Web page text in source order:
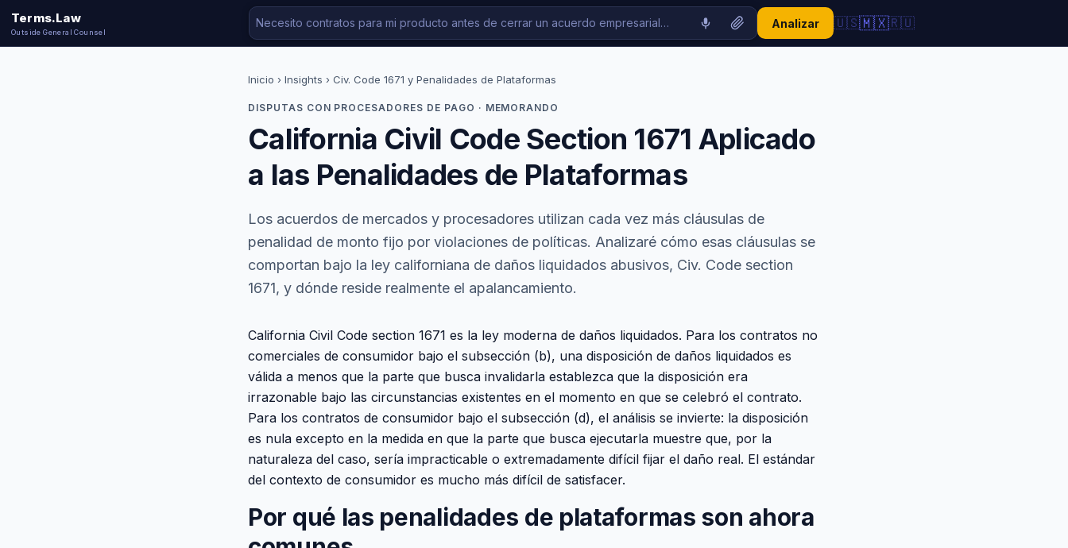
Terms.Law
Outside General Counsel
🇺🇸🇲🇽🇷🇺
Analizar
Inicio › Insights › Civ. Code 1671 y Penalidades de Plataformas
DISPUTAS CON PROCESADORES DE PAGO · MEMORANDO
California Civil Code Section 1671 Aplicado
a las Penalidades de Plataformas
Los acuerdos de mercados y procesadores utilizan cada vez más cláusulas de
penalidad de monto fijo por violaciones de políticas. Analizaré cómo esas cláusulas se
comportan bajo la ley californiana de daños liquidados abusivos, Civ. Code section
1671, y dónde reside realmente el apalancamiento.
California Civil Code section 1671 es la ley moderna de daños liquidados. Para los contratos no
comerciales de consumidor bajo el subsección (b), una disposición de daños liquidados es
válida a menos que la parte que busca invalidarla establezca que la disposición era
irrazonable bajo las circunstancias existentes en el momento en que se celebró el contrato.
Para los contratos de consumidor bajo el subsección (d), el análisis se invierte: la disposición
es nula excepto en la medida en que la parte que busca ejecutarla muestre que, por la
naturaleza del caso, sería impracticable o extremadamente difícil fijar el daño real. El estándar
del contexto de consumidor es mucho más difícil de satisfacer.
Por qué las penalidades de plataformas son ahora